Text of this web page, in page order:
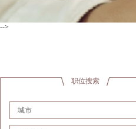
-->
职位搜索
城市